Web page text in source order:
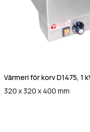
Värmeri för korv D1475, 1
320 x 320 x 400 mm